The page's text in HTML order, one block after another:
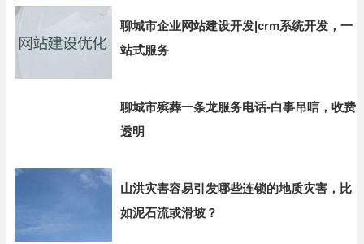
聊城市企业网站建设开发|crm系统开发，一
站式服务
聊城市殡葬一条龙服务电话-白事吊唁，收费
透明
山洪灾害容易引发哪些连锁的地质灾害，比
如泥石流或滑坡？